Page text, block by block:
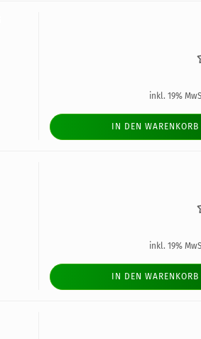
inkl. 19%
IN DEN WARENKORB
inkl. 19%
IN DEN WARENKORB